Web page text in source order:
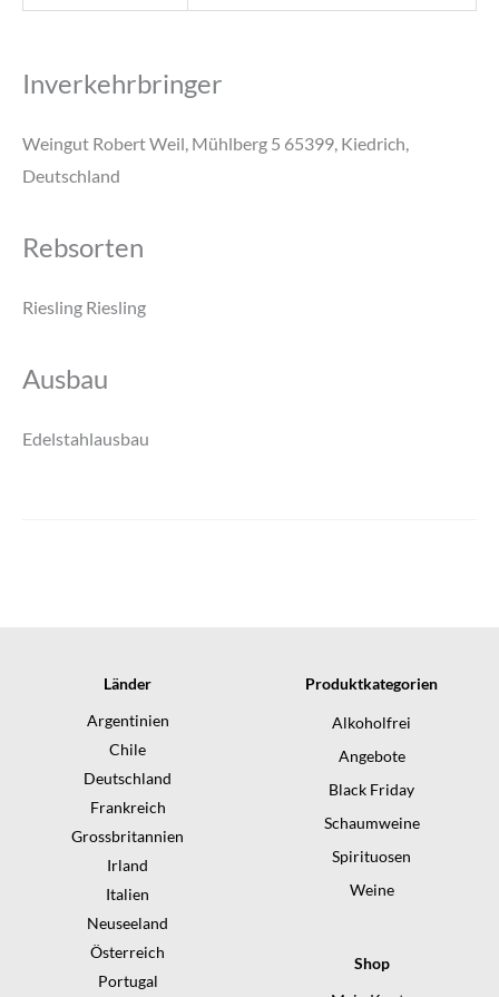
Inverkehrbringer
Weingut Robert Weil, Mühlberg 5 65399, Kiedrich,
Deutschland
Rebsorten
Riesling Riesling
Ausbau
Edelstahlausbau
Länder
Argentinien
Chile
Deutschland
Frankreich
Grossbritannien
Irland
Italien
Neuseeland
Österreich
Portugal
Produktkategorien
Alkoholfrei
Angebote
Black Friday
Schaumweine
Spirituosen
Weine
Shop